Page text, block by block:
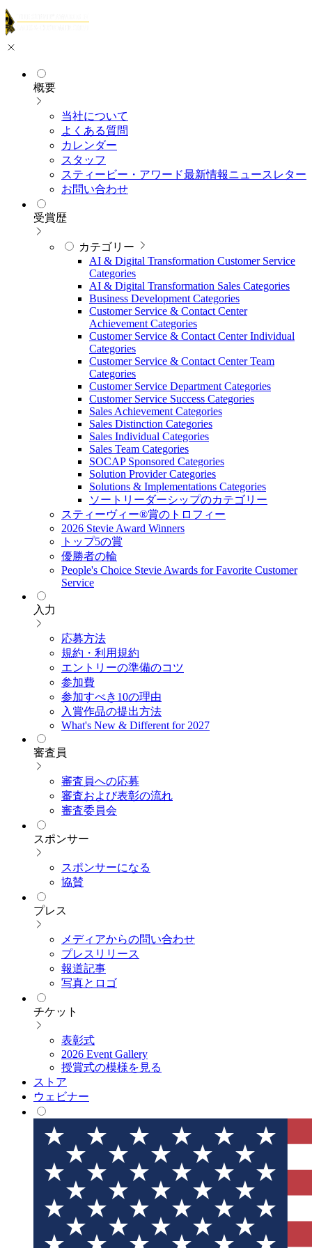
概要
当社について
よくある質問
カレンダー
スタッフ
スティービー・アワード最新情報ニュースレター
お問い合わせ
受賞歴
カテゴリー
AI & Digital Transformation Customer Service
Categories
AI & Digital Transformation Sales Categories
Business Development Categories
Customer Service & Contact Center
Achievement Categories
Customer Service & Contact Center Individual
Categories
Customer Service & Contact Center Team
Categories
Customer Service Department Categories
Customer Service Success Categories
Sales Achievement Categories
Sales Distinction Categories
Sales Individual Categories
Sales Team Categories
SOCAP Sponsored Categories
Solution Provider Categories
Solutions & Implementations Categories
ソートリーダーシップのカテゴリー
スティーヴィー®賞のトロフィー
2026 Stevie Award Winners
トップ5の賞
優勝者の輪
People's Choice Stevie Awards for Favorite Customer
Service
入力
応募方法
規約・利用規約
エントリーの準備のコツ
参加費
参加すべき10の理由
入賞作品の提出方法
What's New & Different for 2027
審査員
審査員への応募
審査および表彰の流れ
審査委員会
スポンサー
スポンサーになる
協賛
プレス
メディアからの問い合わせ
プレスリリース
報道記事
写真とロゴ
チケット
表彰式
2026 Event Gallery
授賞式の模様を見る
ストア
ウェビナー